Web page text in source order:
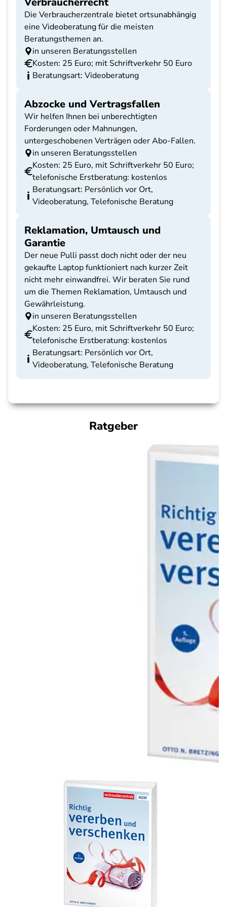
Die Verbraucherzentrale bietet ortsunabhängig
eine Videoberatung für die meisten
Beratungsthemen an.
in unseren Beratungsstellen
Kosten: 25 Euro; mit Schriftverkehr 50 Euro
Beratungsart: Videoberatung
Abzocke und Vertragsfallen
Wir helfen Ihnen bei unberechtigten
Forderungen oder Mahnungen,
untergeschobenen Verträgen oder Abo-Fallen.
in unseren Beratungsstellen
Kosten: 25 Euro, mit Schriftverkehr 50 Euro;
telefonische Erstberatung: kostenlos
Beratungsart: Persönlich vor Ort,
Videoberatung, Telefonische Beratung
Reklamation, Umtausch und
Garantie
Der neue Pulli passt doch nicht oder der neu
gekaufte Laptop funktioniert nach kurzer Zeit
nicht mehr einwandfrei. Wir beraten Sie rund
um die Themen Reklamation, Umtausch und
Gewährleistung.
in unseren Beratungsstellen
Kosten: 25 Euro, mit Schriftverkehr 50 Euro;
telefonische Erstberatung: kostenlos
Beratungsart: Persönlich vor Ort,
Videoberatung, Telefonische Beratung
Ratgeber